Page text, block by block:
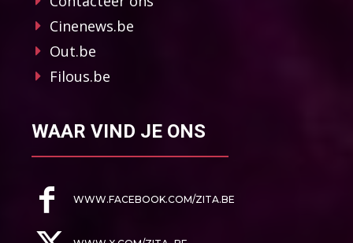
Cinenews.be
Out.be
Filous.be
WAAR VIND JE ONS
WWW.FACEBOOK.COM/ZITA.BE